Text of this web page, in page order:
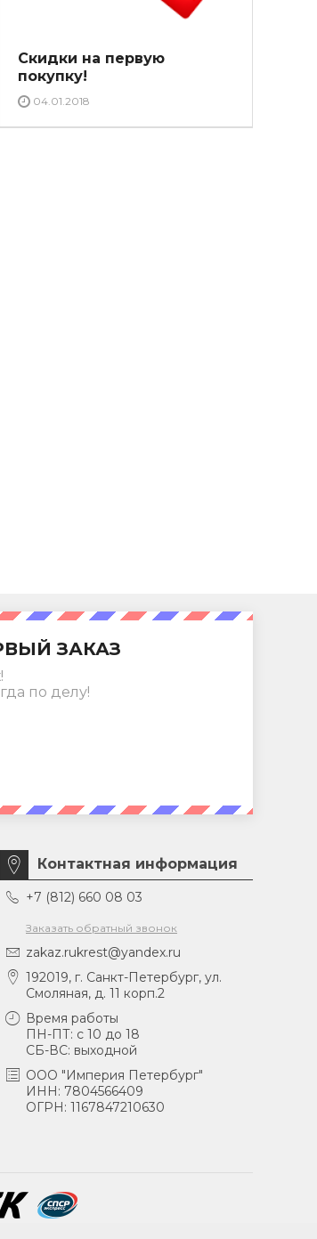
Скидки на первую
покупку!
04.01.2018
ЗАКАЗ
по делу!
Контактная информация
+7 (812) 660 08 03
Заказать обратный звонок
zakaz.rukrest@yandex.ru
192019, г. Санкт-Петербург, ул.
Смоляная, д. 11 корп.2
Время работы
ПН-ПТ: с 10 до 18
СБ-ВС: выходной
ООО "Империя Петербург"
ИНН: 7804566409
ОГРН: 1167847210630